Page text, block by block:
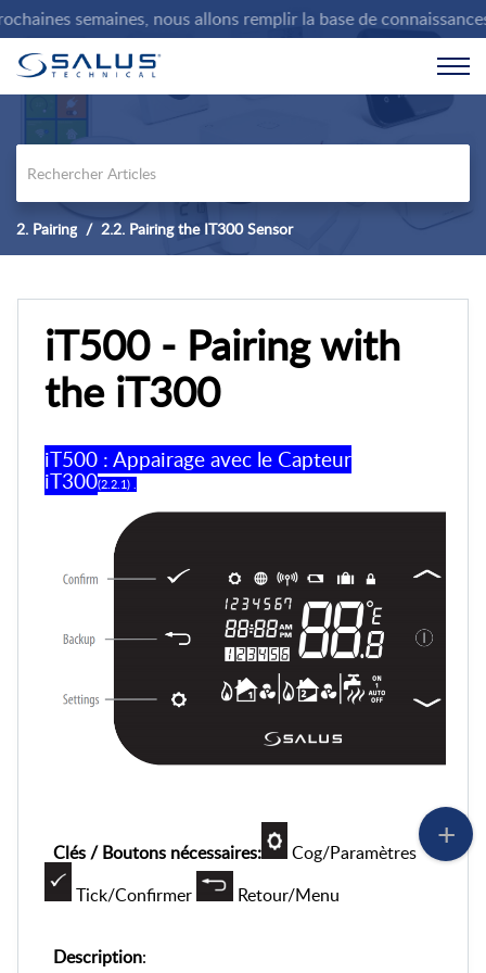
semaines, nous allons remplir la base de
2. Pairing 2.2. Pairing the IT300 Sensor
iT500 - Pairing with
the iT300
iT500 : Appairage avec le Capteur
iT300(2.2.1) .
Clés / Boutons nécessaires:
Cog/Paramètres
Tick/Confirmer
Retour/Menu
Description: